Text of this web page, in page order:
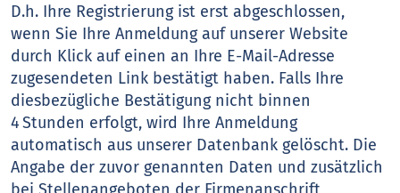
D.h. Ihre Registrierung ist erst abgeschlossen,
wenn Sie Ihre Anmeldung auf unserer Website
durch Klick auf einen an Ihre E-Mail-Adresse
zugesendeten Link bestätigt haben. Falls Ihre
diesbezügliche Bestätigung nicht binnen
4 Stunden erfolgt, wird Ihre Anmeldung
automatisch aus unserer Datenbank gelöscht. Die
Angabe der zuvor genannten Daten und zusätzlich